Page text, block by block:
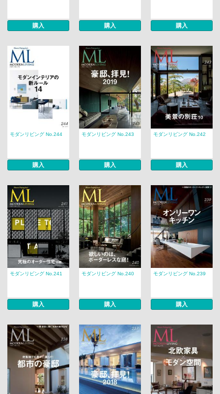
購入 購入 購入
モダンリビング No.244
購入
モダンリビング No.243
購入
モダンリビング No.242
購入
モダンリビング No.241
購入
モダンリビング No.240
購入
モダンリビング No.239
購入